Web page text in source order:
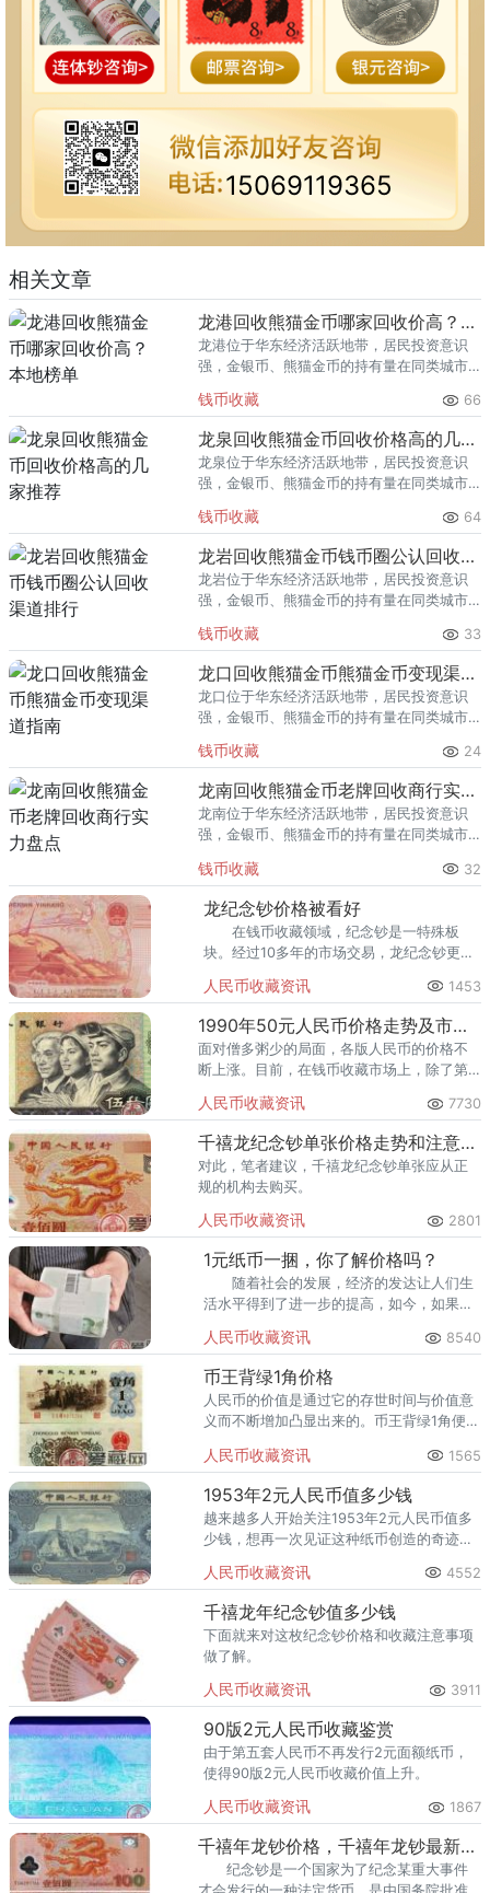
15069119365
相关文章
龙港回收熊猫金币哪家回收价高？本地榜单
龙港位于华东经济活跃地带，居民投资意识
强，金银币、熊猫金币的持有量在同类城市
熊猫金币的需求就明显升温，但鱼龙混杂的
回收渠道里，能精准识别版别溢
钱币收藏 66
龙泉回收熊猫金币回收价格高的几家推荐
龙泉位于华东经济活跃地带，居民投资意识
强，金银币、熊猫金币的持有量在同类城市
熊猫金币的需求就明显升温，但鱼龙混杂的
回收渠道里，能精准识别版别溢
钱币收藏 64
龙岩回收熊猫金币钱币圈公认回收渠道排行
龙岩位于华东经济活跃地带，居民投资意识
强，金银币、熊猫金币的持有量在同类城市
熊猫金币的需求就明显升温，但鱼龙混杂的
回收渠道里，能精准识别版别溢
钱币收藏 33
龙口回收熊猫金币熊猫金币变现渠道指南
龙口位于华东经济活跃地带，居民投资意识
强，金银币、熊猫金币的持有量在同类城市
熊猫金币的需求就明显升温，但鱼龙混杂的
回收渠道里，能精准识别版别溢
钱币收藏 24
龙南回收熊猫金币老牌回收商行实力盘点
龙南位于华东经济活跃地带，居民投资意识
强，金银币、熊猫金币的持有量在同类城市
熊猫金币的需求就明显升温，但鱼龙混杂的
回收渠道里，能精准识别版别溢
钱币收藏 32
龙纪念钞价格被看好
在钱币收藏领域，纪念钞是一特殊板
块。经过10多年的市场交易，龙纪念钞更有
续上涨，成为投资者眼中最佳的投资选择。
人民币收藏资讯 1453
1990年50元人民币价格走势及市场分析
面对僧多粥少的局面，各版人民币的价格不
断上涨。目前，在钱币收藏市场上，除了第
人民币价格也备受投资者和藏友的关注。
人民币收藏资讯 7730
千禧龙纪念钞单张价格走势和注意事项
对此，笔者建议，千禧龙纪念钞单张应从正
规的机构去购买。
人民币收藏资讯 2801
1元纸币一捆，你了解价格吗？
随着社会的发展，经济的发达让人们生
活水平得到了进一步的提高，如今，如果面
也或许不会。
人民币收藏资讯 8540
币王背绿1角价格
人民币的价值是通过它的存世时间与价值意
义而不断增加凸显出来的。币王背绿1角便是
人民币收藏资讯 1565
1953年2元人民币值多少钱
越来越多人开始关注1953年2元人民币值多
少钱，想再一次见证这种纸币创造的奇迹。
展现自己的价值。
人民币收藏资讯 4552
千禧龙年纪念钞值多少钱
下面就来对这枚纪念钞价格和收藏注意事项
做了解。
人民币收藏资讯 3911
90版2元人民币收藏鉴赏
由于第五套人民币不再发行2元面额纸币，
使得90版2元人民币收藏价值上升。
人民币收藏资讯 1867
千禧年龙钞价格，千禧年龙钞最新价格一览表
纪念钞是一个国家为了纪念某重大事件